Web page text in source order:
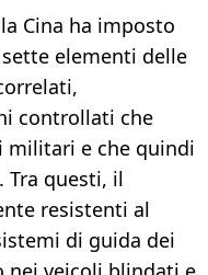
Cina ha imposto
elementi delle
controllati che
militari e che quindi
Tra questi, il
resistenti al
di guida dei